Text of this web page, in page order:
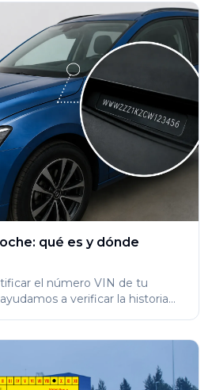
qué es y dónde
el número VIN de tu
a verificar la historia